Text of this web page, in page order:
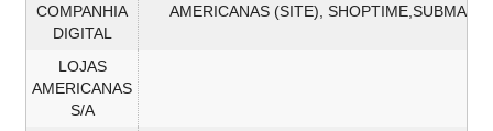
COMPANHIA
DIGITAL
AMERICANAS (SITE),
LOJAS
AMERICANAS
S/A